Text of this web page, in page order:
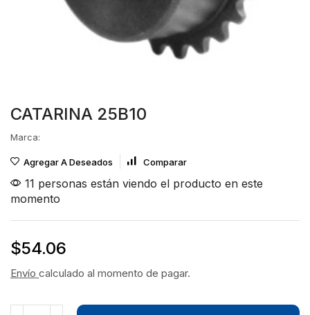
CATARINA 25B10
Marca:
Agregar A Deseados Comparar
11 personas están viendo el producto en este
momento
$54.06
Envío calculado al momento de pagar.